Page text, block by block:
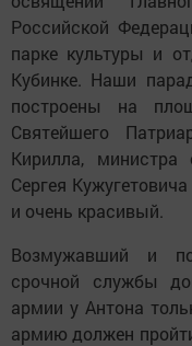
Российской
парке культуры и
Кубинке. Наши
построены на
Святейшего
Кирилла, министра
Сергея
и очень красивый.
Возмужавший и
срочной службы
армии у Антона
армию должен